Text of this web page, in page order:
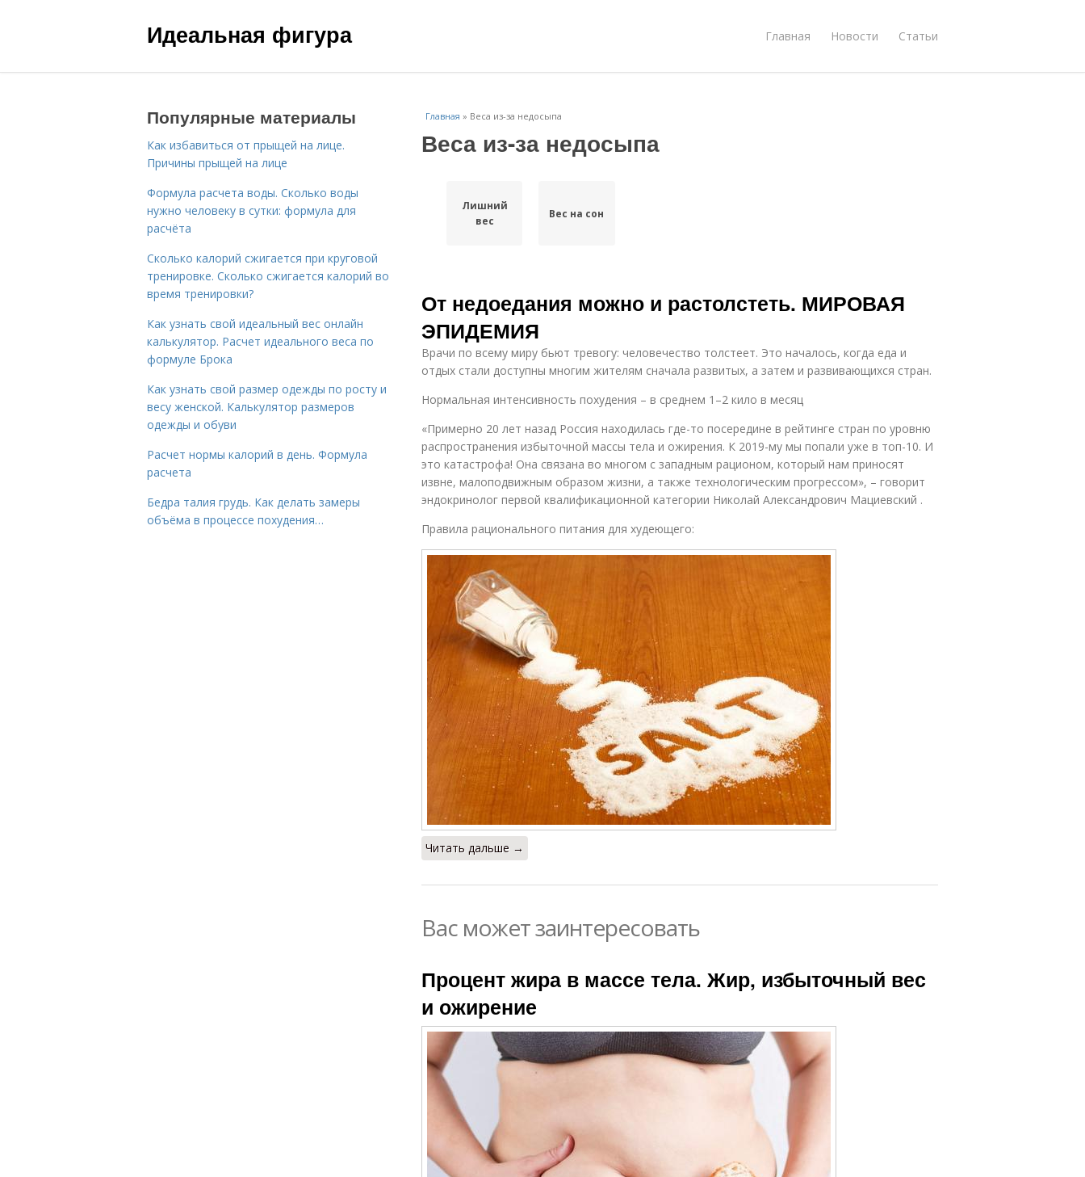
Идеальная фигура Главная Новости Статьи
Главная » Веса из-за недосыпа
Веса из-за недосыпа
Лишний
вес
Вес на сон
От недоедания можно и растолстеть. МИРОВАЯ
ЭПИДЕМИЯ
Врачи по всему миру бьют тревогу: человечество толстеет. Это началось, когда еда и
отдых стали доступны многим жителям сначала развитых, а затем и развивающихся стран.
Нормальная интенсивность похудения – в среднем 1–2 кило в месяц
«Примерно 20 лет назад Россия находилась где-то посередине в рейтинге стран по уровню
распространения избыточной массы тела и ожирения. К 2019-му мы попали уже в топ-10. И
это катастрофа! Она связана во многом с западным рационом, который нам приносят
извне, малоподвижным образом жизни, а также технологическим прогрессом», – говорит
эндокринолог первой квалификационной категории Николай Александрович Мациевский .
Правила рационального питания для худеющего:
Читать дальше →
Вас может заинтересовать
Процент жира в массе тела. Жир, избыточный вес
и ожирение
Популярные материалы
Как избавиться от прыщей на лице.
Причины прыщей на лице
Формула расчета воды. Сколько воды
нужно человеку в сутки: формула для
расчёта
Сколько калорий сжигается при круговой
тренировке. Сколько сжигается калорий во
время тренировки?
Как узнать свой идеальный вес онлайн
калькулятор. Расчет идеального веса по
формуле Брока
Как узнать свой размер одежды по росту и
весу женской. Калькулятор размеров
одежды и обуви
Расчет нормы калорий в день. Формула
расчета
Бедра талия грудь. Как делать замеры
объёма в процессе похудения…